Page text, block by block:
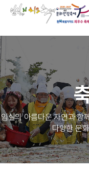
임실의 아름다운 자연과 함
다양한 문